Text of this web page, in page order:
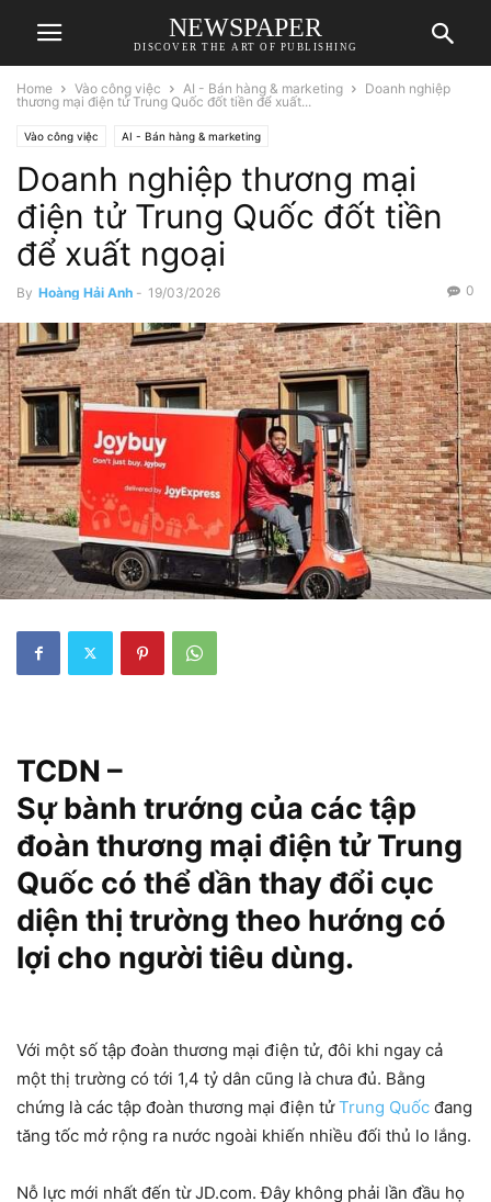
NEWSPAPER
DISCOVER THE ART OF PUBLISHING
Home Vào công việc AI - Bán hàng & marketing
Doanh nghiệp
thương mại điện tử Trung Quốc đốt tiền để xuất...
Vào công việc AI - Bán hàng & marketing
Doanh nghiệp thương mại
điện tử Trung Quốc đốt tiền
để xuất ngoại
By Hoàng Hải Anh - 19/03/2026 0
TCDN –
Sự bành trướng của các tập
đoàn thương mại điện tử Trung
Quốc có thể dần thay đổi cục
diện thị trường theo hướng có
lợi cho người tiêu dùng.
Với một số tập đoàn thương mại điện tử, đôi khi ngay cả
một thị trường có tới 1,4 tỷ dân cũng là chưa đủ. Bằng
chứng là các tập đoàn thương mại điện tửTrung Quốc đang
tăng tốc mở rộng ra nước ngoài khiến nhiều đối thủ lo lắng.
Nỗ lực mới nhất đến từ JD.com. Đây không phải lần đầu họ